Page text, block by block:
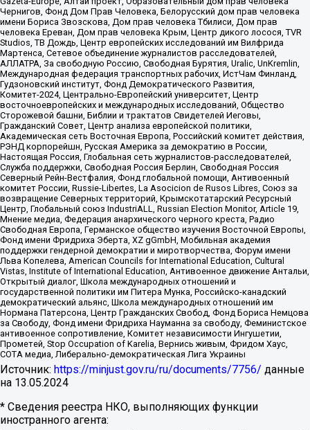
Чернигов, Фонд Дом Прав Человека, Белорусский дом прав человека
имени Бориса Звозскова, Дом прав человека Тбилиси, Дом прав
человека Ереван, Дом прав человека Крым, Центр дикого лосося, TVR
Studios, ТВ Дождь, Центр европейских исследований им Вилфрида
Мартенса, Сетевое объединение журналистов расследователей,
АЛЛАТРА, За свободную Россию, Свободная Бурятия, Uralic, UnKremlin,
Международная федерация транспортных рабочих, ИстЧам Финланд,
Гудзоновский институт, Фонд Демократического Развития,
Комитет-2024, Центрально-Европейский университет, Центр
восточноевропейских и международных исследований, Общество
Сторожевой башни, Библии и трактатов Свидетелей Иеговы,
Гражданский Совет, Центр анализа европейской политики,
Академическая сеть Восточная Европа, Российский комитет действия,
РЭНД корпорейшн, Русская Америка за демократию в России,
Настоящая Россия, Глобальная сеть журналистов-расследователей,
Служба поддержки, Свободная Россия Берлин, Свободная Россия
Северный Рейн-Вестфалия, Фонд глобальной помощи, Антивоенный
комитет России, Russie-Libertes, La Asocicion de Rusos Libres, Союз за
возвращение Северных территорий, Крымскотатарский Ресурсный
Центр, Глобальный союз IndustriALL, Russian Election Monitor, Article 19,
Мнение медиа, Федерация анархического черного креста, Радио
Свободная Европа, Германское общество изучения Восточной Европы,
Фонд имени Фридриха Эберта, XZ gGmbH, Мобильная академия
поддержки гендерной демократии и миротворчества, Форум имени
Льва Копелева, American Councils for International Education, Cultural
Vistas, Institute of International Education, Антивоенное движение Антальи,
Открытый диалог, Школа международных отношений и
государственной политики им Питера Мунка, Российско-канадский
демократический альянс, Школа международных отношений им
Нормана Патерсона, Центр Гражданских Свобод, Фонд Бориса Немцова
за Свободу, Фонд имени Фридриха Науманна за свободу, Феминистское
антивоенное сопротивление, Комитет независимости Ингушетии,
Прометей, Stop Occupation of Karelia, Вернись живым, Фридом Хаус,
СОТА медиа, Либерально-демократическая Лига Украины
Источник: https://minjust.gov.ru/ru/documents/7756/ данные
на 13.05.2024
* Сведения реестра НКО, выполняющих функции
иностранного агента: